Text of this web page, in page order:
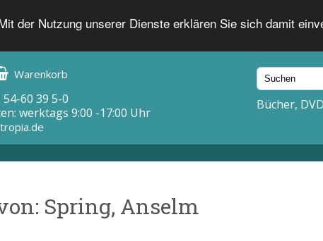
der Nutzung unserer Dienste erklären Sie sich damit
Warenkorb
54-60 39 5-0
werktags 9:00 -17:00 Uhr
Bücher,
Spring, Anselm